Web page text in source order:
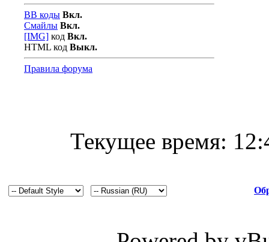
BB коды Вкл.
Смайлы Вкл.
[IMG] код Вкл.
HTML код Выкл.
Правила форума
Текущее время: